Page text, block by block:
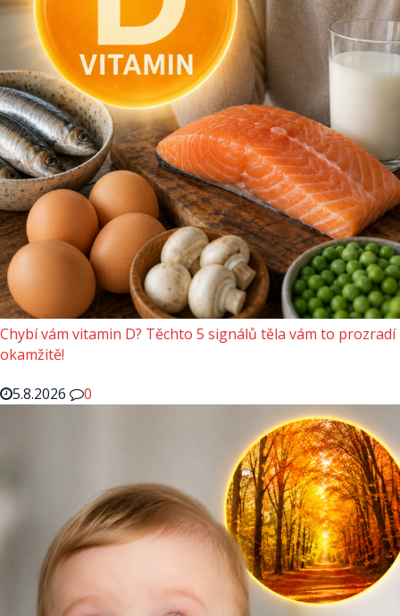
Chybí vám vitamin D? Těchto 5 signálů těla vám to prozradí
okamžitě!
5.8.2026
0